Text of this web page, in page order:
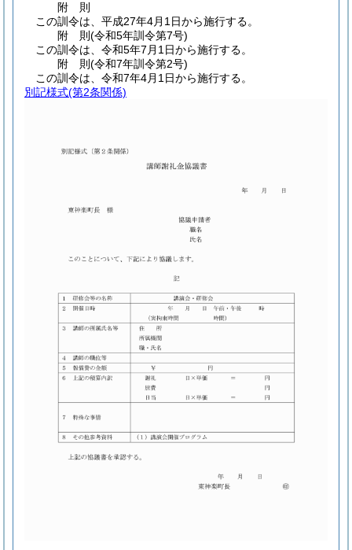
附 則
この訓令は、平成27年4月1日から施行する。
附 則(令和5年訓令第7号)
この訓令は、令和5年7月1日から施行する。
附 則(令和7年訓令第2号)
この訓令は、令和7年4月1日から施行する。
別記様式(第2条関係)